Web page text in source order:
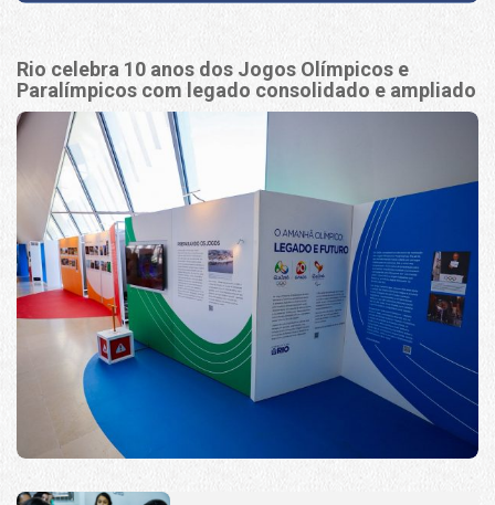
Rio celebra 10 anos dos Jogos Olímpicos e
Paralímpicos com legado consolidado e ampliado